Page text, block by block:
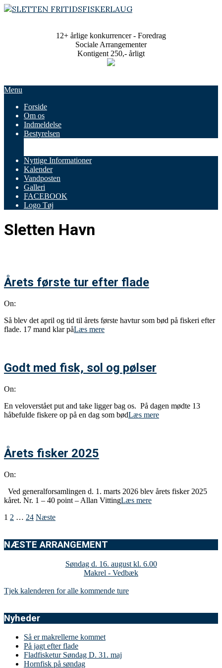
Skip
12+ årlige konkurrencer - Foredrag
Sociale Arrangementer
Kontigent 250,- årligt
Primary
Menu
Menu
Forside
Om os
Indmeldelse
Bestyrelsen
Nyttige Informationer
Kalender
Vandposten
Galleri
FACEBOOK
Logo Tøj
Sletten Havn
Årets første tur efter flade
On:
Så blev det april og tid til årets første havtur som bød på fiskeri efter
flade. 17 mand klar påLæs mere
Godt med fisk, sol og pølser
On:
En veloverstået put and take ligger bag os. På dagen mødte 13
håbefulde fiskere op på en dag som bødLæs mere
Årets fisker 2025
On:
Ved generalforsamlingen d. 1. marts 2026 blev årets fisker 2025
kåret. Nr. 1 – 40 point – Allan VittingLæs mere
Indlægsinddeling
1 2 … 24 Næste
NÆSTE ARRANGEMENT
Søndag d. 16. august kl. 6.00
Makrel - Vedbæk
Tjek kalenderen for alle kommende ture
Nyheder
Så er makrellerne kommet
På jagt efter flade
Fladfisketur Søndag D. 31. maj
Hornfisk på søndag